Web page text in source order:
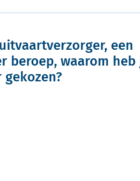
een
beroep, waarom heb